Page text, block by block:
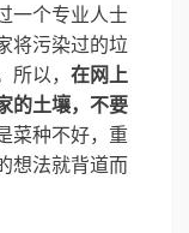
一个专业人士
将污染过的垃
以， 在网上
的土壤，不要
菜种不好，重
想法就背道而